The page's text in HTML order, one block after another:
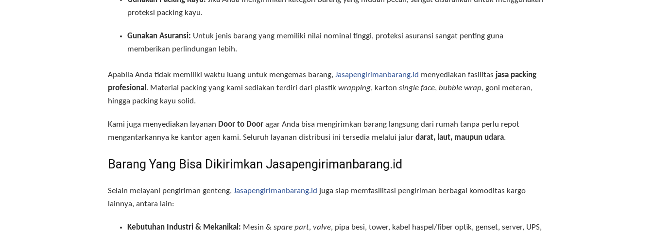
proteksi packing kayu.
Gunakan Asuransi: Untuk jenis barang yang memiliki nilai nominal tinggi, proteksi asuransi sangat penting guna
memberikan perlindungan lebih.
Apabila Anda tidak memiliki waktu luang untuk mengemas barang, Jasapengirimanbarang.id menyediakan fasilitas jasa packing
profesional . Material packing yang kami sediakan terdiri dari plastik wrapping, karton single face, bubble wrap, goni meteran,
hingga packing kayu solid.
Kami juga menyediakan layanan Door to Door agar Anda bisa mengirimkan barang langsung dari rumah tanpa perlu repot
mengantarkannya ke kantor agen kami. Seluruh layanan distribusi ini tersedia melalui jalur darat, laut, maupun udara.
Barang Yang Bisa Dikirimkan Jasapengirimanbarang.id
Selain melayani pengiriman genteng, Jasapengirimanbarang.id juga siap memfasilitasi pengiriman berbagai komoditas kargo
lainnya, antara lain:
Kebutuhan Industri & Mekanikal: Mesin & spare part, valve, pipa besi, tower, kabel haspel/fiber optik, genset, server, UPS,